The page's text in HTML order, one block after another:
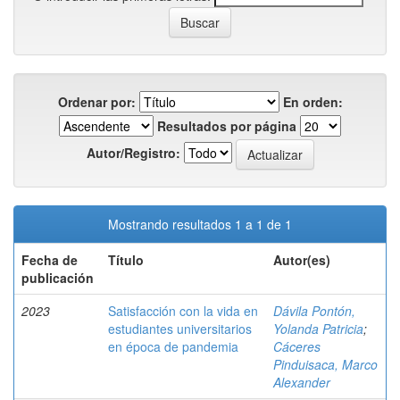
Ordenar por:
En orden:
Resultados por página
Autor/Registro:
Mostrando resultados 1 a 1 de 1
Fecha de
publicación
Título Autor(es)
2023
Satisfacción con la vida en
estudiantes universitarios
en época de pandemia
Dávila Pontón,
Yolanda Patricia;
Cáceres
Pinduisaca, Marco
Alexander